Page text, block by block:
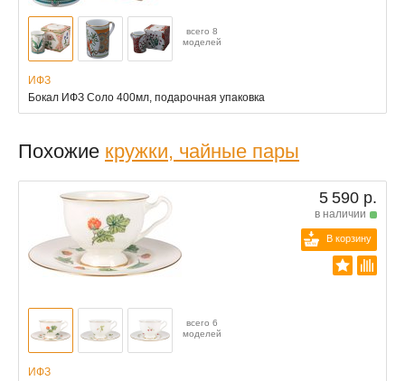
всего 8
моделей
ИФЗ
Бокал ИФЗ Соло 400мл, подарочная упаковка
Похожие кружки, чайные пары
5 590 р.
в наличии
В корзину
всего 6
моделей
ИФЗ